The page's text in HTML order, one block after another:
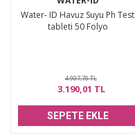
Water- ID Havuz Suyu Ph Test
tableti 50 Folyo
4.907,70 TL
3.190,01 TL
SEPETE EKLE